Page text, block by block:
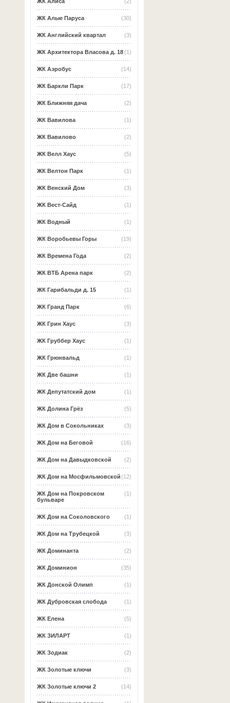
(2)
ЖК Алиса
(30)
ЖК Алые Паруса
(3)
ЖК Английский квартал
(1)
ЖК Архитектора Власова д. 18
(14)
ЖК Аэробус
(17)
ЖК Баркли Парк
(2)
ЖК Ближняя дача
(1)
ЖК Вавилова
(2)
ЖК Вавилово
(5)
ЖК Велл Хаус
(1)
ЖК Велтон Парк
(3)
ЖК Венский Дом
(1)
ЖК Вест-Сайд
(1)
ЖК Водный
(19)
ЖК Воробьевы Горы
(2)
ЖК Времена Года
(2)
ЖК ВТБ Арена парк
(1)
ЖК Гарибальди д. 15
(6)
ЖК Гранд Парк
(3)
ЖК Грин Хаус
(1)
ЖК Груббер Хаус
(1)
ЖК Грюнвальд
(1)
ЖК Две башни
(1)
ЖК Депутатский дом
(5)
ЖК Долина Грёз
(3)
ЖК Дом в Сокольниках
(16)
ЖК Дом на Беговой
(2)
ЖК Дом на Давыдковской
(12)
ЖК Дом на Мосфильмовской
(1)
ЖК Дом на Покровском
бульваре
(1)
ЖК Дом на Соколовского
(3)
ЖК Дом на Трубецкой
(2)
ЖК Доминанта
(35)
ЖК Доминион
(1)
ЖК Донской Олимп
(1)
ЖК Дубровская слобода
(5)
ЖК Елена
(1)
ЖК ЗИЛАРТ
(2)
ЖК Зодиак
(3)
ЖК Золотые ключи
(14)
ЖК Золотые ключи 2